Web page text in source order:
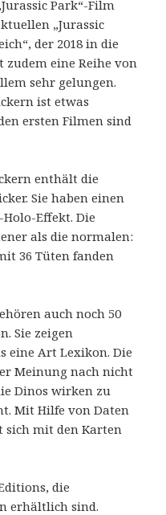
Park“-Film
„Jurassic
der 2018 in die
zudem eine Reihe von
sehr gelungen.
ist etwas
ersten Filmen sind
enthält die
Sie haben einen
Effekt. Die
als die normalen:
36 Tüten fanden
auch noch 50
Sie zeigen
eine Art Lexikon. Die
Meinung nach nicht
Dinos wirken zu
Mit Hilfe von Daten
sich mit den Karten
die
erhältlich sind.